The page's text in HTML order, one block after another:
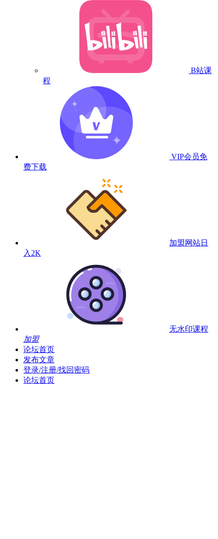
B站课
程
VIP会员免
费下载
加盟网站日
入2K
无水印课程
加盟
论坛首页
发布文章
登录/注册/找回密码
论坛首页